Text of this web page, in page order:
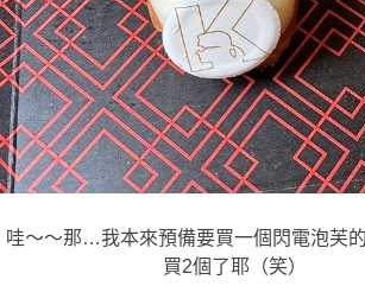
哇～～那…我本來預備要買一個閃電泡芙
買2個了耶（笑）